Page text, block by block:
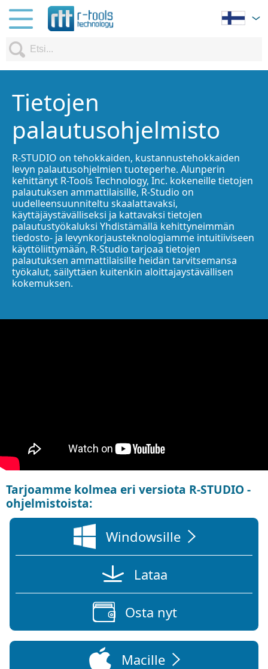
Tietojen
palautusohjelmisto
R-STUDIO on tehokkaiden, kustannustehokkaiden
levyn palautusohjelmien tuoteperhe. Alunperin
kehittänyt R-Tools Technology, Inc. kokeneille tietojen
palautuksen ammattilaisille, R-Studio on
uudelleensuunniteltu skaalattavaksi,
käyttäjäystävälliseksi ja kattavaksi tietojen
palautustyökaluksi Yhdistämällä kehittyneimmän
tiedosto- ja levynkorjausteknologiamme intuitiiviseen
käyttöliittymään, R-Studio tarjoaa tietojen
palautuksen ammattilaisille heidän tarvitsemansa
työkalut, säilyttäen kuitenkin aloittajaystävällisen
kokemuksen.
Tarjoamme kolmea eri versiota R-STUDIO -
ohjelmistoista:
Windowsille
Lataa
Osta nyt
Macille